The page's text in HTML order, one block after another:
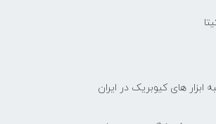
ابزار های کیوبریک در ایران